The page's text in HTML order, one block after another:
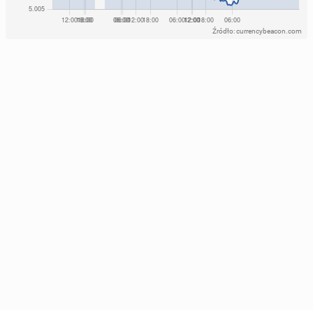
Źródło: currencybeacon.com